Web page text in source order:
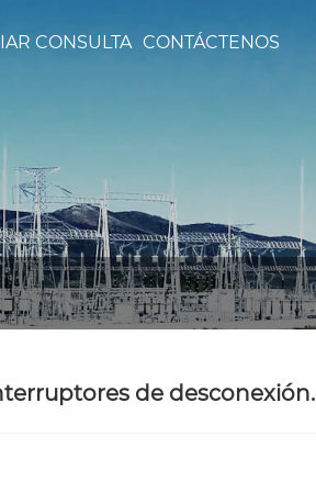
CONSULTA CONTÁCTENOS
de desconexión.